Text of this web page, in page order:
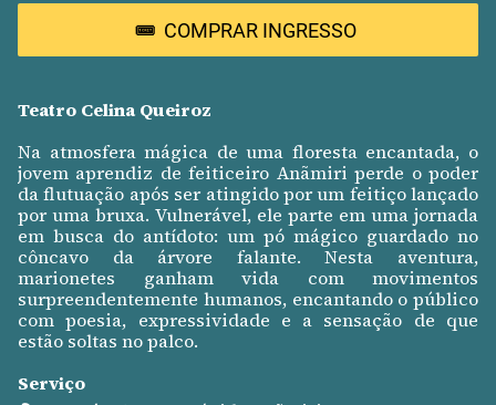
COMPRAR INGRESSO
Teatro Celina Queiroz
Na atmosfera mágica de uma floresta encantada, o
jovem aprendiz de feiticeiro Anãmiri perde o poder
da flutuação após ser atingido por um feitiço lançado
por uma bruxa. Vulnerável, ele parte em uma jornada
em busca do antídoto: um pó mágico guardado no
côncavo da árvore falante. Nesta aventura,
marionetes ganham vida com movimentos
surpreendentemente humanos, encantando o público
com poesia, expressividade e a sensação de que
estão soltas no palco.
Serviço